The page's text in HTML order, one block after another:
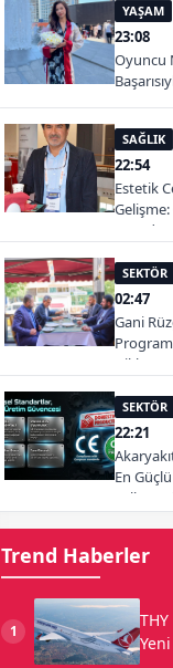
YAŞAM
23:08
Oyuncu
SAĞLIK
22:54
Estetik
SEKTÖR
02:47
Gani
Dikkat
SEKTÖR
22:21
En Güçlü
Yolları
Trend Haberler
1